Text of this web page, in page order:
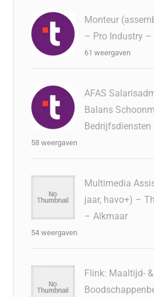
Monteur
– Pro Industry –
61 weergaven
AFAS
Balans
58 weergaven
Multimedia
jaar, havo+) –
– Alkmaar
54 weergaven
Flink: Maaltijd- &